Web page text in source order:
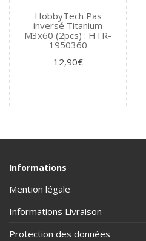
HobbyTech Pas
inversé Titanium
M3x60 (2pcs) : HTR-
1950360
12,90€
Informations
Mention légale
Informations Livraison
Protection des données